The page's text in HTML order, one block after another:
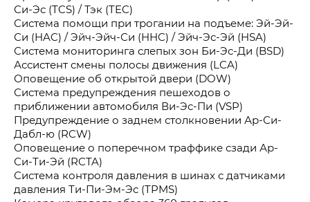
Си-Эс (TCS) / Тэк (TEC)
Система помощи при трогании на подъеме: Эй-Эй-
Си (HAC) / Эйч-Эйч-Си (HHC) / Эйч-Эс-Эй (HSA)
Система мониторинга слепых зон Би-Эс-Ди (BSD)
Ассистент смены полосы движения (LCA)
Оповещение об открытой двери (DOW)
Система предупреждения пешеходов о
приближении автомобиля Ви-Эс-Пи (VSP)
Предупреждение о заднем столкновении Ар-Си-
Дабл-ю (RCW)
Оповещение о поперечном траффике сзади Ар-
Си-Ти-Эй (RCTA)
Система контроля давления в шинах с датчиками
давления Ти-Пи-Эм-Эс (TPMS)